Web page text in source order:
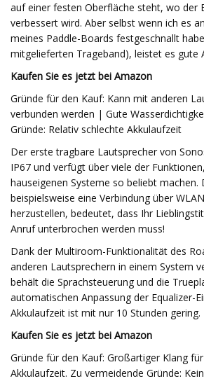
auf einer festen Oberfläche steht, wo der
verbessert wird. Aber selbst wenn ich es
meines Paddle-Boards festgeschnallt
mitgelieferten Trageband), leistet es gute
Kaufen Sie es jetzt bei Amazon
Gründe für den Kauf: Kann mit anderen
verbunden werden | Gute
Gründe: Relativ schlechte Akkulaufzeit
Der erste tragbare Lautsprecher von
IP67 und verfügt über viele der
hauseigenen Systeme so beliebt machen.
beispielsweise eine Verbindung über
herzustellen, bedeutet, dass Ihr
Anruf unterbrochen werden muss!
Dank der Multiroom-Funktionalität des
anderen Lautsprechern in einem System
behält die Sprachsteuerung und die
automatischen Anpassung der Equalizer-
Akkulaufzeit ist mit nur 10 Stunden gering.
Kaufen Sie es jetzt bei Amazon
Gründe für den Kauf: Großartiger Klang
Akkulaufzeit. Zu vermeidende Gründe: